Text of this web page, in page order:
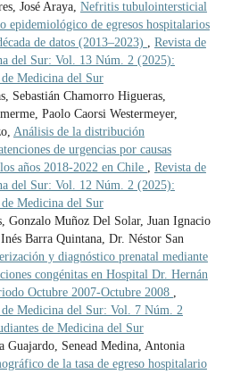
José Araya, Nefritis tubulointersticial
epidemiológico de egresos hospitalarios
de datos (2013–2023) , Revista de
del Sur: Vol. 13 Núm. 2 (2025):
Medicina del Sur
Sebastián Chamorro Higueras,
Paolo Caorsi Westermeyer,
Análisis de la distribución
de urgencias por causas
años 2018-2022 en Chile , Revista de
del Sur: Vol. 12 Núm. 2 (2025):
Medicina del Sur
Gonzalo Muñoz Del Solar, Juan Ignacio
Barra Quintana, Dr. Néstor San
y diagnóstico prenatal mediante
congénitas en Hospital Dr. Hernán
Octubre 2007-Octubre 2008 ,
de Medicina del Sur: Vol. 7 Núm. 2
de Medicina del Sur
Guajardo, Senead Medina, Antonia
de la tasa de egreso hospitalario